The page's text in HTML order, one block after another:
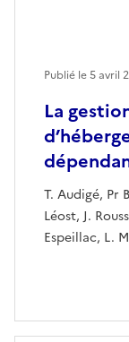
La
T. Audigé, Pr
Léost, J.
Espeillac, L.
Publié le5 avril